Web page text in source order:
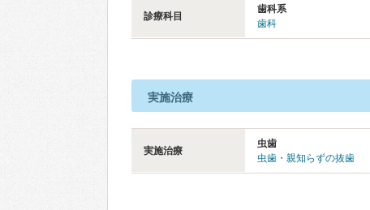
診療科目
歯科系
歯科
実施治療
実施治療
虫歯
虫歯・親知らずの抜歯